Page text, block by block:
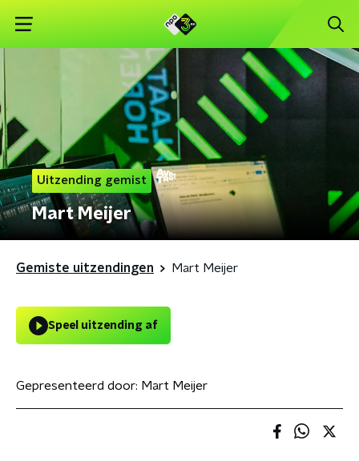
Uitzending gemist
Mart Meijer
Gemiste uitzendingen Mart Meijer
Speel uitzending af
Gepresenteerd door: Mart Meijer